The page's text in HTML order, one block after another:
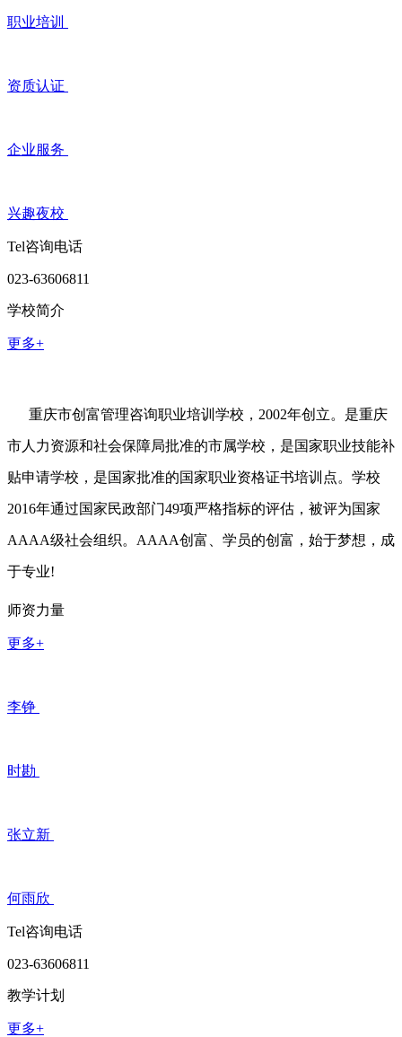
职业培训
资质认证
企业服务
兴趣夜校
Tel咨询电话
023-63606811
学校简介
更多+
重庆市创富管理咨询职业培训学校，2002年创立。是重庆
市人力资源和社会保障局批准的市属学校，是国家职业技能补
贴申请学校，是国家批准的国家职业资格证书培训点。学校
2016年通过国家民政部门49项严格指标的评估，被评为国家
AAAA级社会组织。AAAA创富、学员的创富，始于梦想，成
于专业!
师资力量
更多+
李铮
时勘
张立新
何雨欣
Tel咨询电话
023-63606811
教学计划
更多+